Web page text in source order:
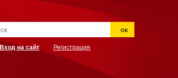
ок
Вход на сайт Регистрация